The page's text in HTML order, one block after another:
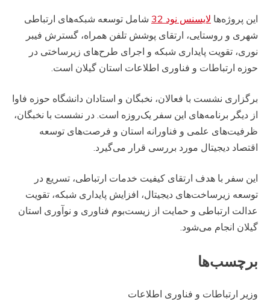
این پروژه‌ها لایسنس نود 32
شامل توسعه شبکه‌های ارتباطی
شهری و روستایی، ارتقای پوشش تلفن همراه، گسترش فیبر
نوری، تقویت پایداری شبکه و اجرای طرح‌های زیرساختی در
حوزه ارتباطات و فناوری اطلاعات استان گیلان است.
برگزاری نشست با فعالان، نخبگان و استادان دانشگاه حوزه فاوا
از دیگر برنامه‌های این سفر یک‌روزه است. در نشست با نخبگان،
ظرفیت‌های علمی و فناورانه استان و فرصت‌های توسعه
اقتصاد دیجیتال مورد بررسی قرار می‌گیرد.
این سفر با هدف ارتقای کیفیت خدمات ارتباطی، تسریع در
توسعه زیرساخت‌های دیجیتال، افزایش پایداری شبکه، تقویت
عدالت ارتباطی و حمایت از زیست‌بوم فناوری و نوآوری استان
گیلان انجام می‌شود.
برچسب‌ها
وزیر ارتباطات و فناوری اطلاعات